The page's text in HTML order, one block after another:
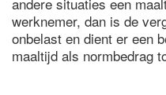
werknemer, dan is de
onbelast en dient er een
maaltijd als normbedrag